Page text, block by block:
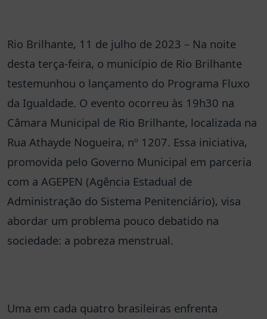
Rio Brilhante, 11 de julho de 2023 – Na noite
desta terça-feira, o município de Rio Brilhante
testemunhou o lançamento do Programa Fluxo
da Igualdade. O evento ocorreu às 19h30 na
Câmara Municipal de Rio Brilhante, localizada na
Rua Athayde Nogueira, nº 1207. Essa iniciativa,
promovida pelo Governo Municipal em parceria
com a AGEPEN (Agência Estadual de
Administração do Sistema Penitenciário), visa
abordar um problema pouco debatido na
sociedade: a pobreza menstrual.
Uma em cada quatro brasileiras enfrenta